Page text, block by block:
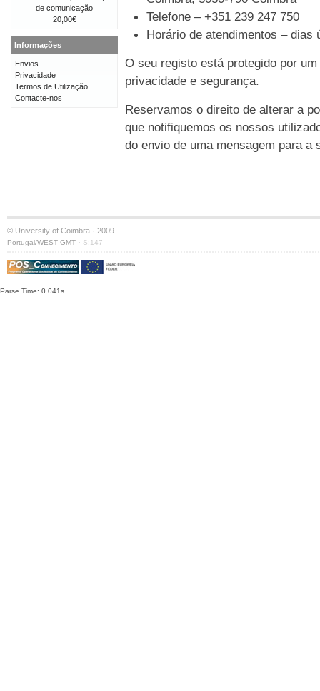
Telefone – +351 239 247 750
Horário de atendimentos – dias
O seu registo está protegido por
privacidade e segurança.
Reservamos o direito de alterar a
que notifiquemos os nossos
do envio de uma mensagem para
de comunicação
20,00€
Informações
Envios
Privacidade
Termos de Utilização
Contacte-nos
© University of Coimbra · 2009
Portugal/WEST GMT · S:147
Parse Time: 0.041s